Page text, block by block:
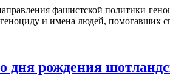
фашистской политики
и имена людей, помогавших
дня рождения